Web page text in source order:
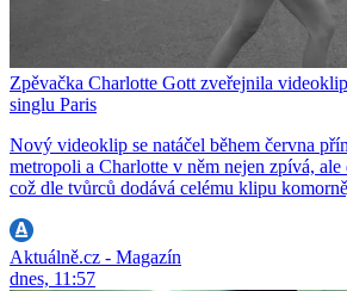
Zpěvačka Charlotte Gott zveřejnila
singlu Paris
Nový videoklip se natáčel během června
metropoli a Charlotte v něm nejen zpívá,
což dle tvůrců dodává celému klipu
Aktuálně.cz - Magazín
dnes, 11:57